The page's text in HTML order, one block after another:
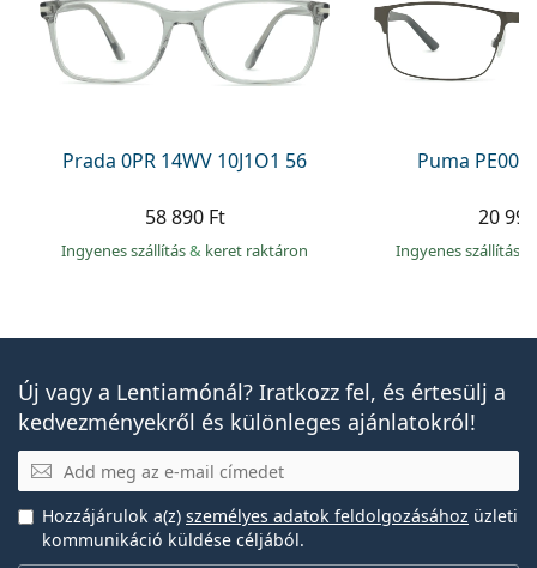
Prada 0PR 14WV 10J1O1 56
58 890 Ft
Ingyenes szállítás& keret raktáron
Puma
20
Ingyenes szállítás
Új vagy a Lentiamónál? Iratkozz fel, és értesülj a
kedvezményekről és különleges ajánlatokról!
E-mail
Hozzájárulok a(z) személyes adatok feldolgozásához üzleti
kommunikáció küldése céljából.